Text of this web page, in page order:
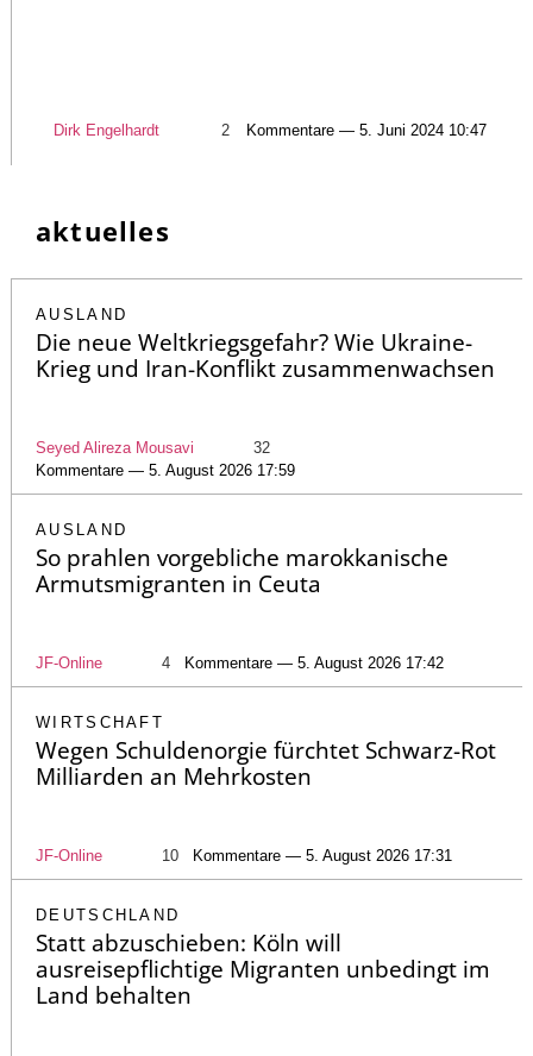
Dirk Engelhardt 2 Kommentare — 5. Juni 2024 10:47
aktuelles
AUSLAND
Die neue Weltkriegsgefahr? Wie Ukraine-
Krieg und Iran-Konflikt zusammenwachsen
Seyed Alireza Mousavi
32
Kommentare — 5. August 2026 17:59
AUSLAND
So prahlen vorgebliche marokkanische
Armutsmigranten in Ceuta
JF-Online 4 Kommentare — 5. August 2026 17:42
WIRTSCHAFT
Wegen Schuldenorgie fürchtet Schwarz-Rot
Milliarden an Mehrkosten
JF-Online 10 Kommentare — 5. August 2026 17:31
DEUTSCHLAND
Statt abzuschieben: Köln will
ausreisepflichtige Migranten unbedingt im
Land behalten